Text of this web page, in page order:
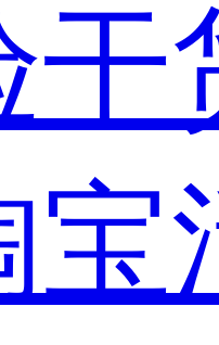
干
宝